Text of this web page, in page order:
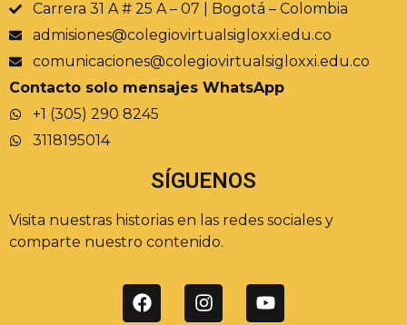
Carrera 31 A # 25 A – 07 | Bogotá – Colombia
admisiones@colegiovirtualsigloxxi.edu.co
comunicaciones@colegiovirtualsigloxxi.edu.co
Contacto solo mensajes WhatsApp
+1 (305) 290 8245
3118195014
SÍGUENOS
Visita nuestras historias en las redes sociales y
comparte nuestro contenido.